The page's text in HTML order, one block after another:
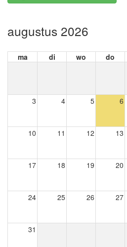
augustus 2026
ma di wo do
3 4 5 6
10 11 12 13
17 18 19 20
24 25 26 27
31